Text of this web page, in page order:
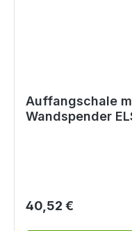
Auffangschale
Wandspender
Regulärer Preis:
40,52 €